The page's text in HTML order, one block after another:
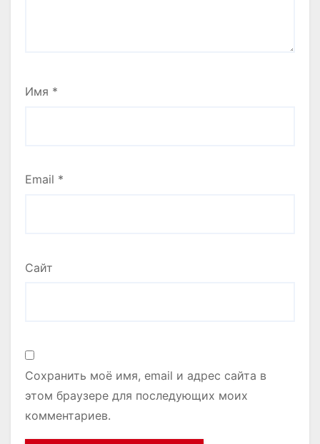
Имя *
Email *
Сайт
Сохранить моё имя, email и адрес сайта в
этом браузере для последующих моих
комментариев.